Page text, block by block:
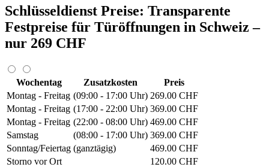
Schlüsseldienst Preise: Transparente
Festpreise für Türöffnungen in Schweiz –
nur 269 CHF
Wochentag Zusatzkosten
Preis
Montag - Freitag (09:00 - 17:00 Uhr) 269.00 CHF
Montag - Freitag (17:00 - 22:00 Uhr) 369.00 CHF
Montag - Freitag (22:00 - 08:00 Uhr) 469.00 CHF
Samstag
(08:00 - 17:00 Uhr) 369.00 CHF
Sonntag/Feiertag (ganztägig)
469.00 CHF
Storno vor Ort
120.00 CHF